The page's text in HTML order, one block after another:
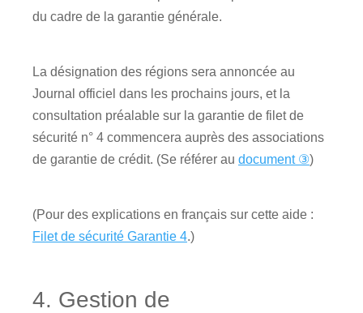
du cadre de la garantie générale.
La désignation des régions sera annoncée au
Journal officiel dans les prochains jours, et la
consultation préalable sur la garantie de filet de
sécurité n° 4 commencera auprès des associations
de garantie de crédit. (Se référer au document ③)
(Pour des explications en français sur cette aide :
Filet de sécurité Garantie 4.)
4. Gestion de